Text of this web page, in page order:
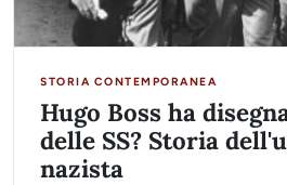
STORIA CONTEMPORANEA
Hugo Boss ha
delle SS? Storia
nazista